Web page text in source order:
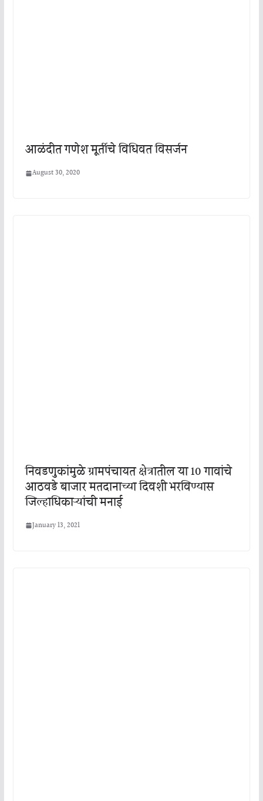
आळंदीत गणेश मूर्तीचे विधिवत विसर्जन
August 30, 2020
निवडणुकांमुळे ग्रामपंचायत क्षेत्रातील या 10 गावांचे
आठवडे बाजार मतदानाच्या दिवशी भरविण्यास
जिल्हाधिकाऱ्यांची मनाई
January 13, 2021